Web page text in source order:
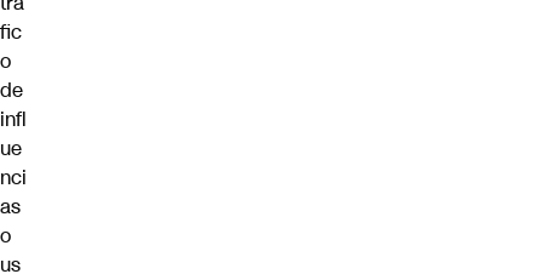
fic
o
de
infl
ue
nci
as
o
us